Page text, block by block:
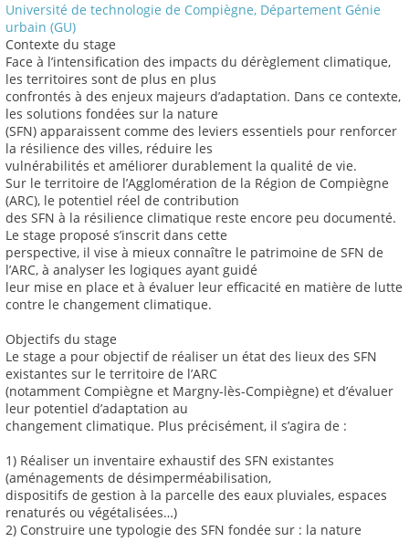
Université de technologie de Compiègne, Département Génie
urbain (GU)
Contexte du stage
Face à l’intensification des impacts du dérèglement climatique,
les territoires sont de plus en plus
confrontés à des enjeux majeurs d’adaptation. Dans ce contexte,
les solutions fondées sur la nature
(SFN) apparaissent comme des leviers essentiels pour renforcer
la résilience des villes, réduire les
vulnérabilités et améliorer durablement la qualité de vie.
Sur le territoire de l’Agglomération de la Région de Compiègne
(ARC), le potentiel réel de contribution
des SFN à la résilience climatique reste encore peu documenté.
Le stage proposé s’inscrit dans cette
perspective, il vise à mieux connaître le patrimoine de SFN de
l’ARC, à analyser les logiques ayant guidé
leur mise en place et à évaluer leur efficacité en matière de lutte
contre le changement climatique.
Objectifs du stage
Le stage a pour objectif de réaliser un état des lieux des SFN
existantes sur le territoire de l’ARC
(notamment Compiègne et Margny-lès-Compiègne) et d’évaluer
leur potentiel d’adaptation au
changement climatique. Plus précisément, il s’agira de :
1) Réaliser un inventaire exhaustif des SFN existantes
(aménagements de désimperméabilisation,
dispositifs de gestion à la parcelle des eaux pluviales, espaces
renaturés ou végétalisées…)
2) Construire une typologie des SFN fondée sur : la nature